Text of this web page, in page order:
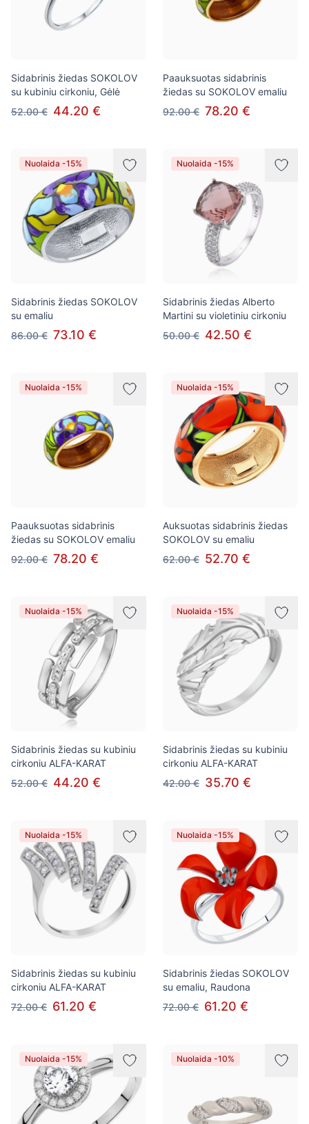
Sidabrinis žiedas SOKOLOV
su kubiniu cirkoniu, Gėlė
52.00 € 44.20 €
Paauksuotas sidabrinis
žiedas su SOKOLOV emaliu
92.00 € 78.20 €
Nuolaida -15%
Sidabrinis žiedas SOKOLOV
su emaliu
86.00 € 73.10 €
Nuolaida -15%
Sidabrinis žiedas Alberto
Martini su violetiniu cirkoniu
50.00 € 42.50 €
Nuolaida -15%
Paauksuotas sidabrinis
žiedas su SOKOLOV emaliu
92.00 € 78.20 €
Nuolaida -15%
Auksuotas sidabrinis žiedas
SOKOLOV su emaliu
62.00 € 52.70 €
Nuolaida -15%
Sidabrinis žiedas su kubiniu
cirkoniu ALFA-KARAT
52.00 € 44.20 €
Nuolaida -15%
Sidabrinis žiedas su kubiniu
cirkoniu ALFA-KARAT
42.00 € 35.70 €
Nuolaida -15%
Sidabrinis žiedas su kubiniu
cirkoniu ALFA-KARAT
72.00 € 61.20 €
Nuolaida -15%
Sidabrinis žiedas SOKOLOV
su emaliu, Raudona
72.00 € 61.20 €
Nuolaida -15% Nuolaida -10%